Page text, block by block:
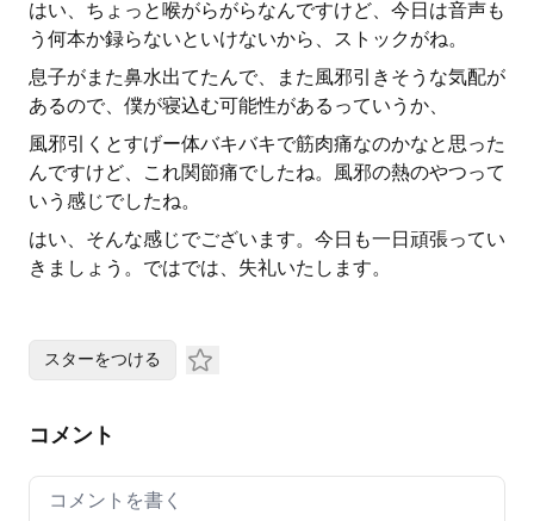
はい、ちょっと喉がらがらなんですけど、今日は音声も
う何本か録らないといけないから、ストックがね。
息子がまた鼻水出てたんで、また風邪引きそうな気配が
あるので、僕が寝込む可能性があるっていうか、
風邪引くとすげー体バキバキで筋肉痛なのかなと思った
んですけど、これ関節痛でしたね。風邪の熱のやつって
いう感じでしたね。
はい、そんな感じでございます。今日も一日頑張ってい
きましょう。ではでは、失礼いたします。
スターをつける
コメント
Your comment